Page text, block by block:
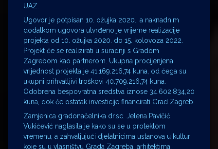
UAZ.
Ugovor je potpisan 10. ožujka 2020., a naknadnim
dodatkom ugovora utvrđeno je vrijeme realizacije
projekta od 10. ožujka 2020. do 15. kolovoza 2022.
Projekt će se realizirati u suradnji s Gradom
Zagrebom kao partnerom. Ukupna procijenjena
vrijednost projekta je 41.169.216,74 kuna, od čega su
ukupni prihvatljivi troškovi 40.709.216,74 kuna.
Odobrena bespovratna sredstva iznose 34.602.834,20
kuna, dok će ostatak investicije financirati Grad Zagreb.
Zamjenica gradonačelnika dr.sc. Jelena Pavičić
Vukičević naglasila je kako su se u proteklom
vremenu, a zahvaljujući djelatnicima ustanova u kulturi
koje su u vlasništvu Grada Zagreba, arhitektima,